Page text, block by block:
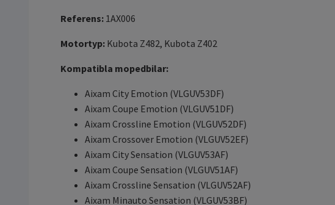
Referens: 1AX006
Motortyp: Kubota Z482, Kubota Z402
Kompatibla mopedbilar:
Aixam City Emotion (VLGUV53DF)
Aixam Coupe Emotion (VLGUV51DF)
Aixam Crossline Emotion (VLGUV52DF)
Aixam Crossover Emotion (VLGUV52EF)
Aixam City Sensation (VLGUV53AF)
Aixam Coupe Sensation (VLGUV51AF)
Aixam Crossline Sensation (VLGUV52AF)
Aixam Minauto Sensation (VLGUV53BF)